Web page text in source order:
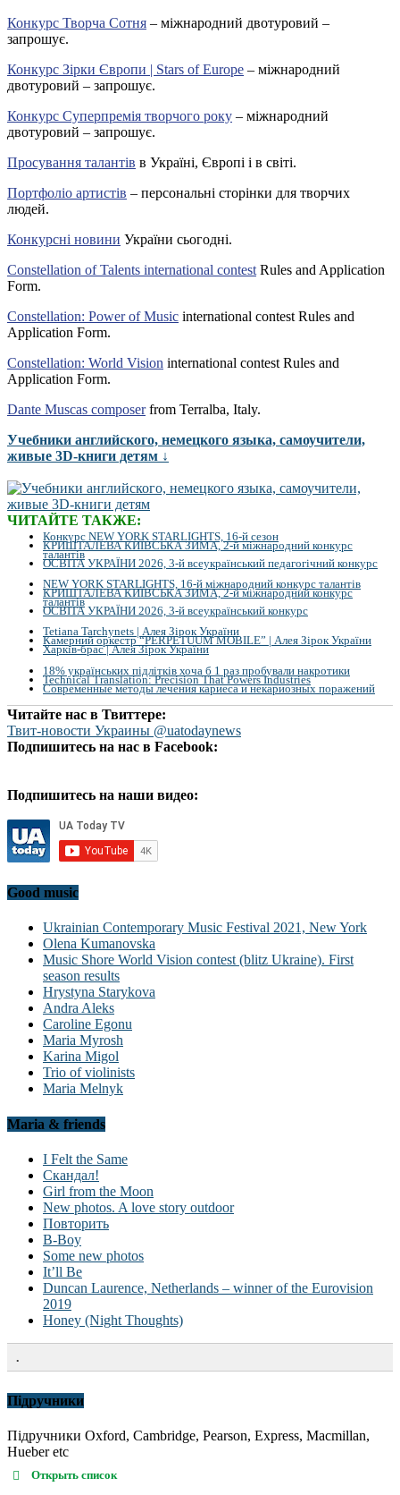
Конкурс Творча Сотня – міжнародний двотуровий –
запрошує.
Конкурс Зірки Європи | Stars of Europe – міжнародний
двотуровий – запрошує.
Конкурс Суперпремія творчого року – міжнародний
двотуровий – запрошує.
Просування талантів в Україні, Європі і в світі.
Портфоліо артистів – персональні сторінки для творчих
людей.
Конкурсні новини України сьогодні.
Constellation of Talents international contest Rules and Application
Form.
Constellation: Power of Music international contest Rules and
Application Form.
Constellation: World Vision international contest Rules and
Application Form.
Dante Muscas composerfrom Terralba, Italy.
Учебники английского, немецкого языка, самоучители,
живые 3D-книги детям ↓
ЧИТАЙТЕ ТАКЖЕ:
Конкурс NEW YORK STARLIGHTS, 16-й сезон
КРИШТАЛЕВА КИЇВСЬКА ЗИМА, 2-й міжнародний конкурс
талантів
ОСВІТА УКРАЇНИ 2026, 3-й всеукраїнський педагогічний конкурс
NEW YORK STARLIGHTS, 16-й міжнародний конкурс талантів
КРИШТАЛЕВА КИЇВСЬКА ЗИМА, 2-й міжнародний конкурс
талантів
ОСВІТА УКРАЇНИ 2026, 3-й всеукраїнський конкурс
Tetiana Tarchynets | Алея Зірок України
Камерний оркестр “PERPETUUM MOBILE” | Алея Зірок України
Харків-брас | Алея Зірок України
18% українських підлітків хоча б 1 раз пробували накротики
Technical Translation: Precision That Powers Industries
Современные методы лечения кариеса и некариозных поражений
Читайте нас в Твиттере:
Твит-новости Украины @uatodaynews
Подпишитесь на нас в Facebook:
Подпишитесь на наши видео:
Good music
Ukrainian Contemporary Music Festival 2021, New York
Olena Kumanovska
Music Shore World Vision contest (blitz Ukraine). First
season results
Hrystyna Starykova
Andra Aleks
Caroline Egonu
Maria Myrosh
Karina Migol
Trio of violinists
Maria Melnyk
Maria & friends
I Felt the Same
Скандал!
Girl from the Moon
New photos. A love story outdoor
Повторить
B-Boy
Some new photos
It’ll Be
Duncan Laurence, Netherlands – winner of the Eurovision
2019
Honey (Night Thoughts)
.
Підручники
Підручники Oxford, Cambridge, Pearson, Express, Macmillan,
Hueber etc
Открыть список